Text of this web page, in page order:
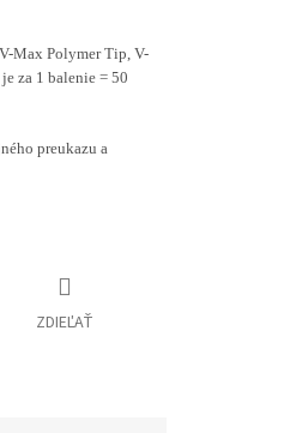
Max Polymer Tip, V-
za 1 balenie = 50
preukazu a
ZDIEĽAŤ